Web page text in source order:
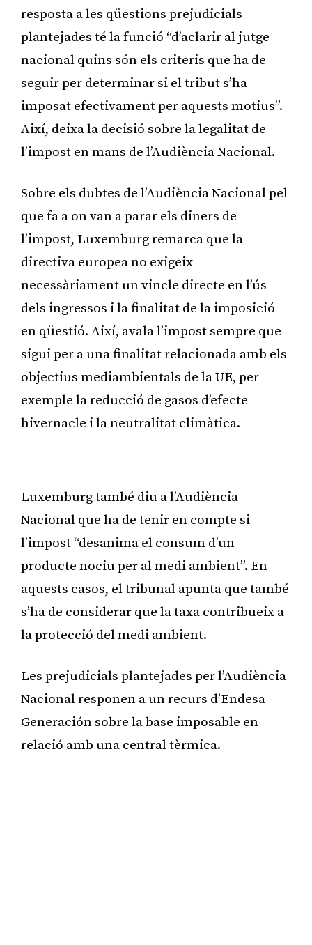
resposta a les qüestions prejudicials
plantejades té la funció “d’aclarir al jutge
nacional quins són els criteris que ha de
seguir per determinar si el tribut s’ha
imposat efectivament per aquests motius”.
Així, deixa la decisió sobre la legalitat de
l’impost en mans de l’Audiència Nacional.
Sobre els dubtes de l’Audiència Nacional pel
que fa a on van a parar els diners de
l’impost, Luxemburg remarca que la
directiva europea no exigeix
necessàriament un vincle directe en l’ús
dels ingressos i la finalitat de la imposició
en qüestió. Així, avala l’impost sempre que
sigui per a una finalitat relacionada amb els
objectius mediambientals de la UE, per
exemple la reducció de gasos d’efecte
hivernacle i la neutralitat climàtica.
Luxemburg també diu a l’Audiència
Nacional que ha de tenir en compte si
l’impost “desanima el consum d’un
producte nociu per al medi ambient”. En
aquests casos, el tribunal apunta que també
s’ha de considerar que la taxa contribueix a
la protecció del medi ambient.
Les prejudicials plantejades per l’Audiència
Nacional responen a un recurs d’Endesa
Generación sobre la base imposable en
relació amb una central tèrmica.